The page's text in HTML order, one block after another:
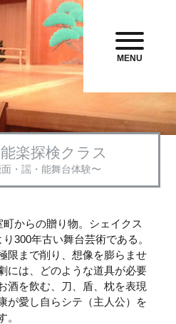
MENU
楽探検クラス
・謡・能舞台体験〜
からの贈り物。シェイクス
300年古い舞台芸術である。
限まで削り、想像を膨らませ
には、どのような道具が必要
酒を飲む、刀、盾、枕を表現
が愛し自らシテ（主人公）を
。